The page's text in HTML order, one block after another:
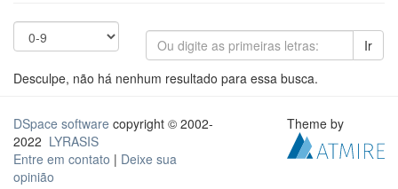
Ir
Desculpe, não há nenhum resultado para essa busca.
DSpace software copyright © 2002-
2022 LYRASIS
Entre em contato | Deixe sua
opinião
Theme by